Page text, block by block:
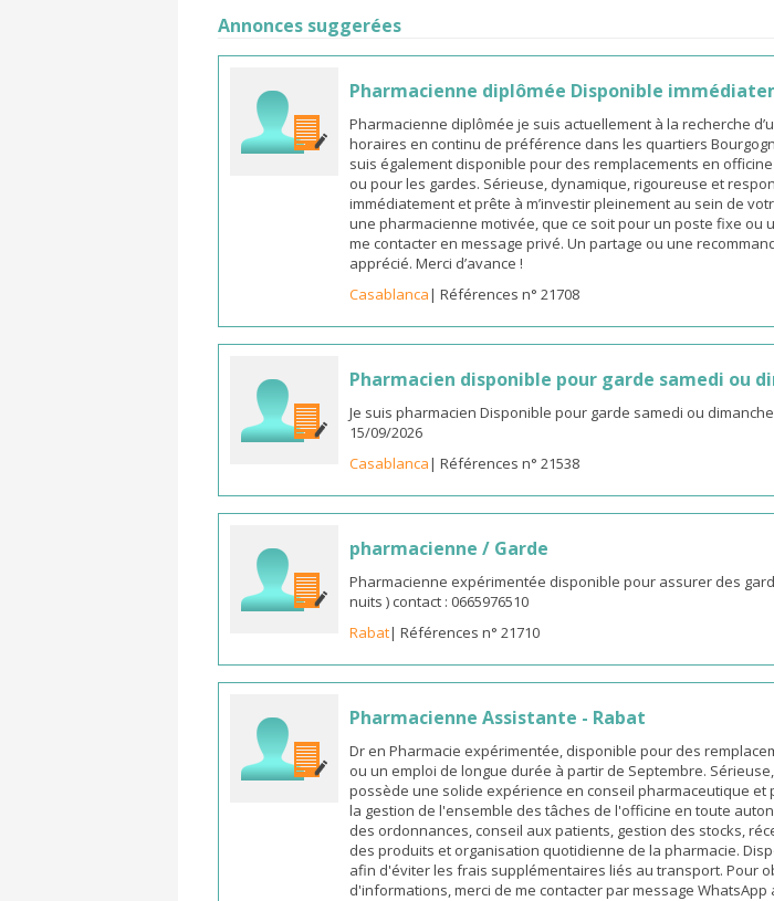
Annonces suggerées
Pharmacienne diplômée Disponible
Pharmacienne diplômée je suis actuellement à la recherche
horaires en continu de préférence dans les quartiers
suis également disponible pour des remplacements en
ou pour les gardes. Sérieuse, dynamique, rigoureuse et
immédiatement et prête à m’investir pleinement au sein de
une pharmacienne motivée, que ce soit pour un poste fixe ou
me contacter en message privé. Un partage ou une
apprécié. Merci d’avance !
Casablanca| Références n° 21708
Pharmacien disponible pour garde samedi ou
Je suis pharmacien Disponible pour garde samedi ou
15/09/2026
Casablanca| Références n° 21538
pharmacienne / Garde
Pharmacienne expérimentée disponible pour assurer des
nuits ) contact : 0665976510
Rabat| Références n° 21710
Pharmacienne Assistante - Rabat
Dr en Pharmacie expérimentée, disponible pour des
ou un emploi de longue durée à partir de Septembre.
possède une solide expérience en conseil pharmaceutique et
la gestion de l'ensemble des tâches de l'officine en toute
des ordonnances, conseil aux patients, gestion des stocks,
des produits et organisation quotidienne de la pharmacie.
afin d'éviter les frais supplémentaires liés au transport. Pour
d'informations, merci de me contacter par message WhatsApp